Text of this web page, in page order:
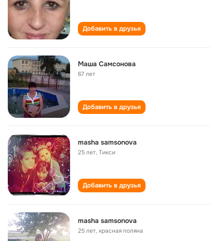
Добавить в друзья
Маша Самсонова
67 лет
Добавить в друзья
masha samsonova
25 лет,Тикси
Добавить в друзья
masha samsonova
25 лет,красная поляна